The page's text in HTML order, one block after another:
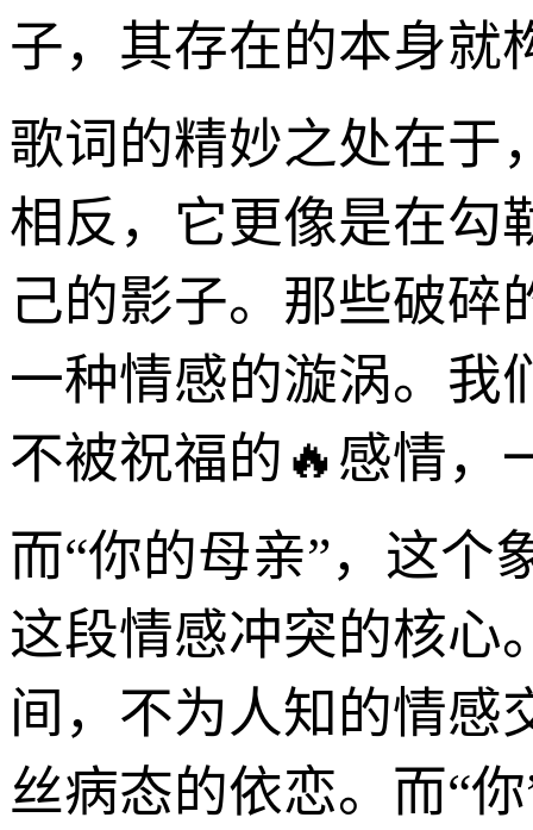
子，其存在的本身就
歌词的精妙之处在于
相反，它更像是在勾
己的影子。那些破碎
一种情感的漩涡。我
不被祝福的🔥感情，
而“你的母亲”，这个
这段情感冲突的核心
间，不为人知的情感
丝病态的依恋。而“